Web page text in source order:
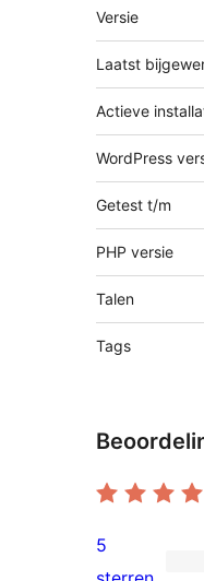
Meta
Versie
Laatst
Actieve
WordPress
Getest t/m
PHP versie
Talen
Tags
197
5